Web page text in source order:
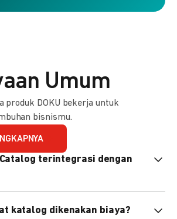
Umum
produk DOKU bekerja untuk
bisnismu.
terintegrasi dengan
QR code di website Anda.
katalog dikenakan biaya?